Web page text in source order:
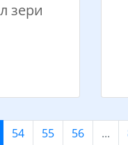
зери
54 55 56 ...